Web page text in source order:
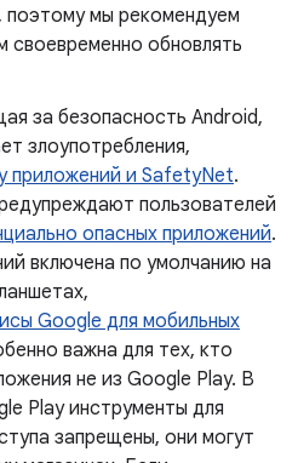
поэтому мы рекомендуем
своевременно обновлять
за безопасность Android,
злоупотребления,
приложений и SafetyNet.
пользователей
опасных приложений.
включена по умолчанию на
Google для мобильных
важна для тех, кто
не из Google Play. В
Play инструменты для
запрещены, они могут